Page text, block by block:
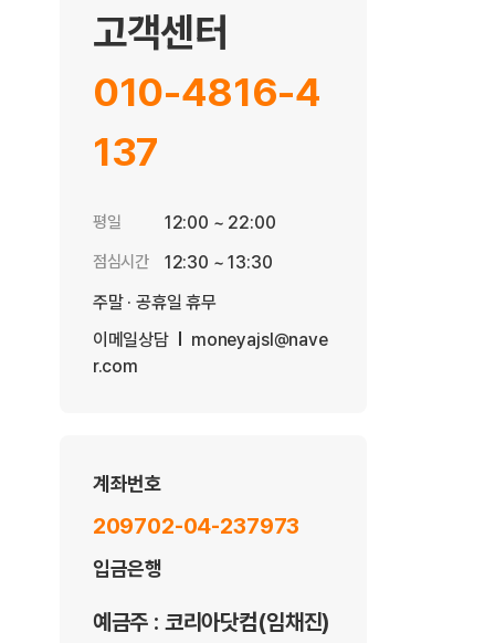
고객센터
010-4816-4
137
평일 12:00 ~ 22:00
점심시간
12:30 ~ 13:30
주말 · 공휴일 휴무
이메일상담
moneyajsl@nave
r.com
계좌번호
209702-04-237973
입금은행
예금주 : 코리아닷컴(임채진)